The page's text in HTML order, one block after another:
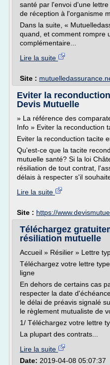
santé par l'envoi d'une
de réception à l'organisme
Dans la suite, «
quand, et comment rompre
complémentaire...
Lire la suite
Site :
Eviter la
Devis Mutuelle
» La référence des
Info » Eviter la reconduction
Eviter la reconduction tacite
Qu'est-ce que la tacite
mutuelle santé? Si la loi
résiliation de tout contrat,
délais à respecter s'il
Lire la suite
Site : https://
Téléchargez
résiliation mutuelle
Accueil » Résilier » Lettre
Téléchargez votre lettre
ligne
En dehors de certains cas
respecter la date
le délai de préavis signalé
le règlement mutualiste de
1/ Téléchargez votre lettre
La plupart des contrats...
Lire la suite
Date: 2019-04-08 05:07:37